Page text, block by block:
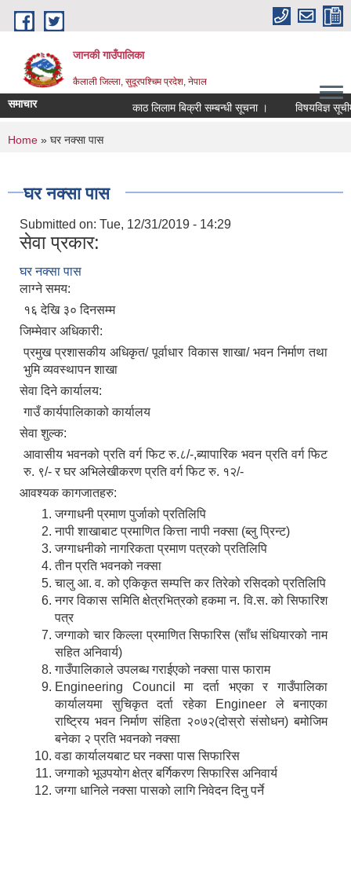
Skip to main content
जानकी गाउँपालिका
कैलाली जिल्ला, सुदूरपश्चिम प्रदेश, नेपाल
समाचार काठ लिलाम बिक्री सम्बन्धी सूचना । विषयविज्ञ
You are here
Home » घर नक्सा पास
घर नक्सा पास
Submitted on: Tue, 12/31/2019 - 14:29
सेवा प्रकार:
घर नक्सा पास
लाग्ने समय:
१६ देखि ३० दिनसम्म
जिम्मेवार अधिकारी:
प्रमुख प्रशासकीय अधिकृत/ पूर्वाधार विकास शाखा/ भवन निर्माण तथा
भुमि व्यवस्थापन शाखा
सेवा दिने कार्यालय:
गाउँ कार्यपालिकाको कार्यालय
सेवा शुल्क:
आवासीय भवनको प्रति वर्ग फिट रु.८/-,ब्यापारिक भवन प्रति वर्ग फिट
रु. ९/- र घर अभिलेखीकरण प्रति वर्ग फिट रु. १२/-
आवश्यक कागजातहरु:
जग्गाधनी प्रमाण पुर्जाको प्रतिलिपि
नापी शाखाबाट प्रमाणित कित्ता नापी नक्सा (ब्लु प्रिन्ट)
जग्गाधनीको नागरिकता प्रमाण पत्रको प्रतिलिपि
तीन प्रति भवनको नक्सा
चालु आ. व. को एकिकृत सम्पत्ति कर तिरेको रसिदको प्रतिलिपि
नगर विकास समिति क्षेत्रभित्रको हकमा न. वि.स. को सिफारिश
पत्र
जग्गाको चार किल्ला प्रमाणित सिफारिस (साँध संधियारको नाम
सहित अनिवार्य)
गाउँपालिकाले उपलब्ध गराईएको नक्सा पास फाराम
Engineering Council मा दर्ता भएका र गाउँपालिका
कार्यालयमा सुचिकृत दर्ता रहेका Engineer ले बनाएका
राष्ट्रिय भवन निर्माण संहिता २०७२(दोस्रो संसोधन) बमोजिम
बनेका २ प्रति भवनको नक्सा
वडा कार्यालयबाट घर नक्सा पास सिफारिस
जग्गाको भूउपयोग क्षेत्र बर्गिकरण सिफारिस अनिवार्य
जग्गा धानिले नक्सा पासको लागि निवेदन दिनु पर्ने